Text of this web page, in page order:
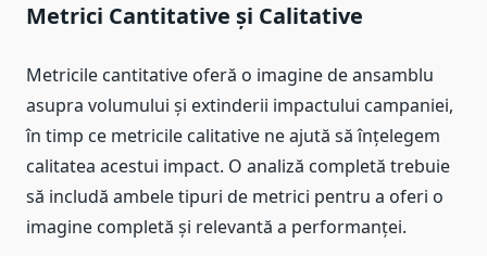
Metrici Cantitative și Calitative
Metricile cantitative oferă o imagine de ansamblu
asupra volumului și extinderii impactului campaniei,
în timp ce metricile calitative ne ajută să înțelegem
calitatea acestui impact. O analiză completă trebuie
să includă ambele tipuri de metrici pentru a oferi o
imagine completă și relevantă a performanței.